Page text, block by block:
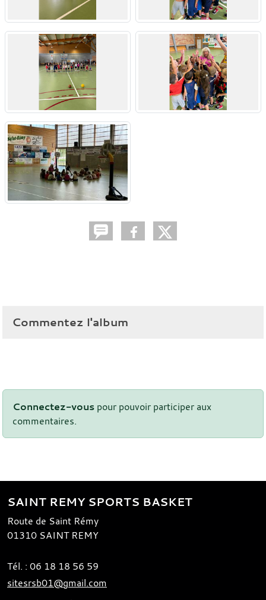
Commentez l'album
Connectez-vous pour pouvoir participer aux
commentaires.
SAINT REMY SPORTS BASKET
Route de Saint Rémy
01310 SAINT REMY
Tél. : 06 18 18 56 59
sitesrsb01@gmail.com